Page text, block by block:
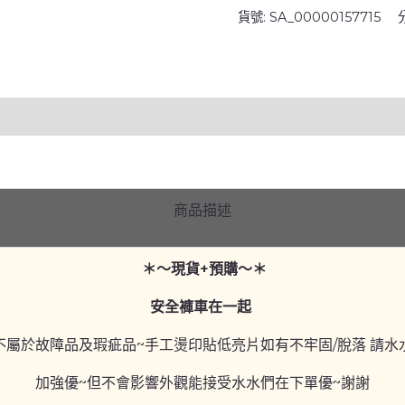
邊
色
層
裙
貨號:SA_00000157715
商品描述
＊～現貨+預購～＊
安全褲車在一起
屬於故障品及瑕疵品~手工燙印貼低亮片如有不牢固/脫落 請水
加強優~但不會影響外觀能接受水水們在下單優~謝謝